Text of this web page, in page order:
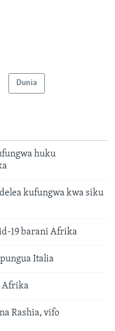
Dunia
huku
kufungwa kwa siku
19 barani Afrika
Italia
Afrika
Rashia, vifo